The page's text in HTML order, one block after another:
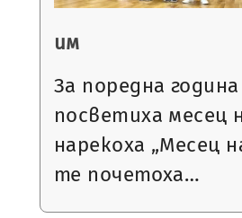
им
За поредна
посветиха месец
нарекоха „Месец
те почетоха…